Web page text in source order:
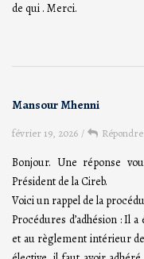
de qui . Merci.
Mansour Mhenni
février 19, 2026 / Répondre
Bonjour. Une réponse
Président de la Cireb.
Voici un rappel de la
Procédures d’adhésion : Il
et au règlement intérieur